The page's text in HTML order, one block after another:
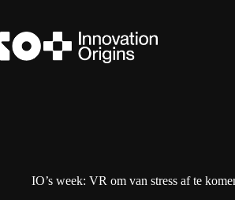
de
inhoud
IO’s week: VR om van stress af te